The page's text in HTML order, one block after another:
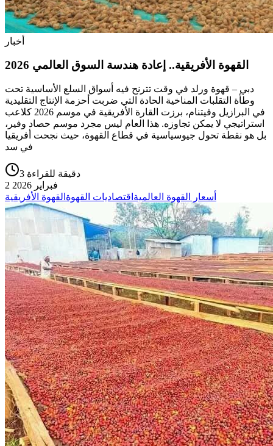
أخبار
القهوة الأفريقية.. إعادة هندسة السوق العالمي 2026
دبي – قهوة ورلد في وقت تترنح فيه أسواق السلع الأساسية تحت
وطأة التقلبات المناخية الحادة التي ضربت أحزمة الإنتاج التقليدية
في البرازيل وفيتنام، برزت القارة الأفريقية في موسم 2026 كلاعب
استراتيجي لا يمكن تجاوزه. هذا العام ليس مجرد موسم حصاد وفير،
بل هو نقطة تحول جيوسياسية في قطاع القهوة، حيث نجحت أفريقيا
في سد
3 دقيقة للقراءة
2 فبراير 2026
أسعار القهوة العالمية اقتصاديات القهوة القهوة الأفريقية